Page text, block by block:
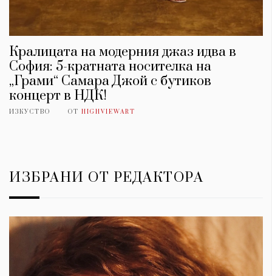
Кралицата на модерния джаз идва в
София: 5-кратната носителка на
„Грами“ Самара Джой с бутиков
концерт в НДК!
ИЗКУСТВО ОТ HIGHVIEWART
ИЗБРАНИ ОТ РЕДАКТОРА